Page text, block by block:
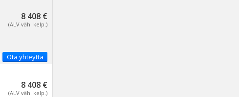
8 408 €
(ALV väh. kelp.)
Ota yhteyttä
8 408 €
(ALV väh. kelp.)